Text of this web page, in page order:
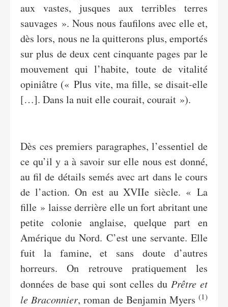
aux vastes, jusques aux terribles terres
sauvages ». Nous nous faufilons avec elle et,
dès lors, nous ne la quitterons plus, emportés
sur plus de deux cent cinquante pages par le
mouvement qui l’habite, toute de vitalité
opiniâtre (« Plus vite, ma fille, se disait-elle
[…]. Dans la nuit elle courait, courait »).
Dès ces premiers paragraphes, l’essentiel de
ce qu’il y a à savoir sur elle nous est donné,
au fil de détails semés avec art dans le cours
de l’action. On est au XVIIe siècle. « La
fille » laisse derrière elle un fort abritant une
petite colonie anglaise, quelque part en
Amérique du Nord. C’est une servante. Elle
fuit la famine, et sans doute d’autres
horreurs. On retrouve pratiquement les
données de base qui sont celles duPrêtre et
le Braconnier, roman de Benjamin Myers(1)